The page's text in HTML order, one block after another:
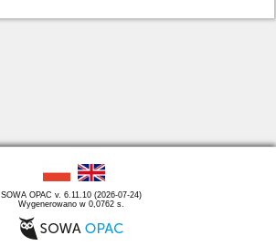
SOWA OPAC v. 6.11.10 (2026-07-24)
Wygenerowano w 0,0762 s.